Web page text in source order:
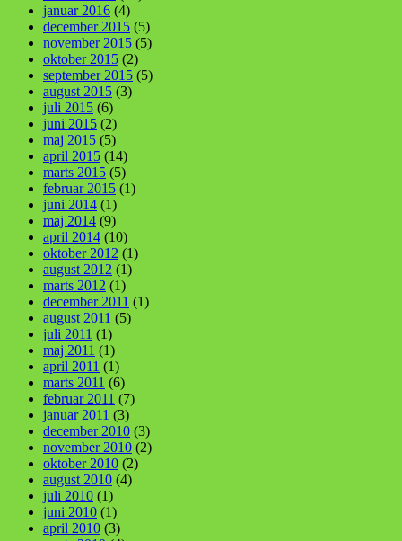
januar 2016 (4)
december 2015 (5)
november 2015 (5)
oktober 2015 (2)
september 2015 (5)
august 2015 (3)
juli 2015 (6)
juni 2015 (2)
maj 2015 (5)
april 2015 (14)
marts 2015 (5)
februar 2015 (1)
juni 2014 (1)
maj 2014 (9)
april 2014 (10)
oktober 2012 (1)
august 2012 (1)
marts 2012 (1)
december 2011 (1)
august 2011 (5)
juli 2011 (1)
maj 2011 (1)
april 2011 (1)
marts 2011 (6)
februar 2011 (7)
januar 2011 (3)
december 2010 (3)
november 2010 (2)
oktober 2010 (2)
august 2010 (4)
juli 2010 (1)
juni 2010 (1)
april 2010 (3)